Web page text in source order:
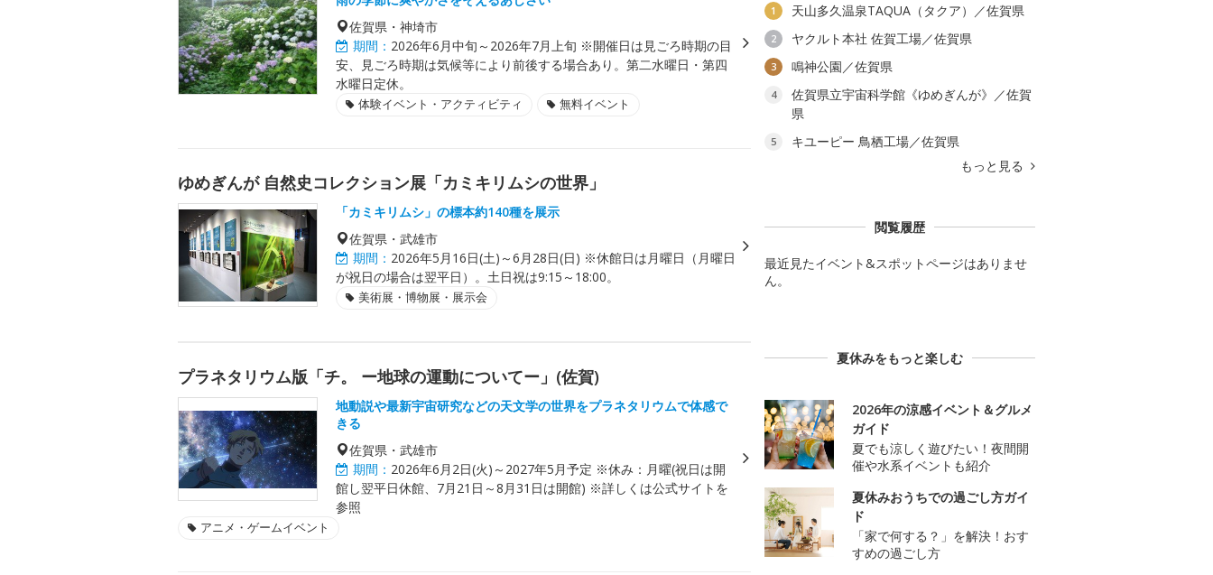
佐賀県・神埼市
期間： 2026年6月中旬～2026年7月上旬 ※開催日は見ごろ時期の目
安、見ごろ時期は気候等により前後する場合あり。第二水曜日・第四
水曜日定休。
体験イベント・アクティビティ 無料イベント
ゆめぎんが 自然史コレクション展「カミキリムシの世界」
「カミキリムシ」の標本約140種を展示
佐賀県・武雄市
期間： 2026年5月16日(土)～6月28日(日) ※休館日は月曜日（月曜日
が祝日の場合は翌平日）。土日祝は9:15～18:00。
美術展・博物展・展示会
プラネタリウム版「チ。 ー地球の運動についてー」(佐賀)
地動説や最新宇宙研究などの天文学の世界をプラネタリウムで体感で
きる
佐賀県・武雄市
期間： 2026年6月2日(火)～2027年5月予定 ※休み：月曜(祝日は開
館し翌平日休館、7月21日～8月31日は開館) ※詳しくは公式サイトを
参照
アニメ・ゲームイベント
1 天山多久温泉TAQUA（タクア）／佐賀県
2 ヤクルト本社 佐賀工場／佐賀県
3 鳴神公園／佐賀県
4
佐賀県立宇宙科学館《ゆめぎんが》／佐賀
県
5
キユーピー 鳥栖工場／佐賀県
もっと見る
閲覧履歴
最近見たイベント&スポットページはありませ
ん。
夏休みをもっと楽しむ
2026年の涼感イベント＆グルメ
ガイド
夏でも涼しく遊びたい！夜間開
催や水系イベントも紹介
夏休みおうちでの過ごし方ガイ
ド
「家で何する？」を解決！おす
すめの過ごし方